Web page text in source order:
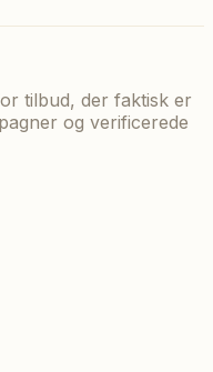
tilbud, der faktisk er
og verificerede